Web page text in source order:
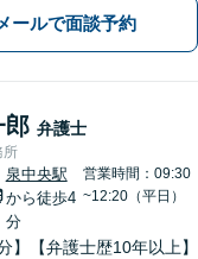
ールで面談予約
郎 弁護士
所
泉中央駅
から徒歩4
分
営業時間：09:30
~12:20（平日）
】【弁護士歴10年以上】